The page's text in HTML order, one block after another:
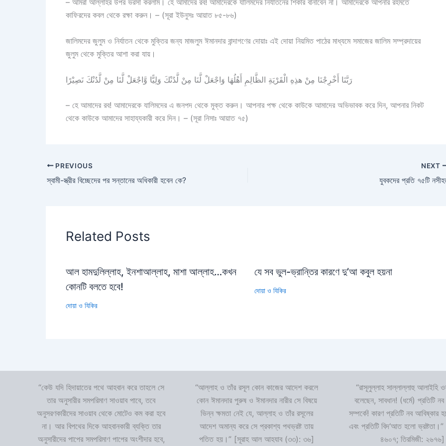
– আমরা আল্লাহর উপর ভরসা করলাম। হে আমাদের রব! আমাদেরকে যালিমদের নির্যাতনের শিকার বানাবেন না। আমাদেরকে আপনার রহমতে
কাফিরদের কবল থেকে রক্ষা করুন। – (সূরা ইউনুসঃ আয়াত ৮৫-৮৬)
জালিমদের জুলুম ও নির্যাতন থেকে মুক্তির জন্য মাজলুম ঈমানদার বান্দাগণের দোয়াঃ এই দোয়া নিয়মিত পাঠের মাধ্যমে সমাজের জালিম সম্প্রদায়ের
জুলুম থেকে মুক্তির আশা করা যায়।
رَبَّنَا أَخْرِجْنَا مِنْ هذِهِ الْقَرْيَةِ الظَّالِمِ أَهْلُهَا وَاجْعَلْ لَّنَا مِنْ لَّدُنْكَ وَلِيًّا وَّاجْعَلْ لَّنَا مِنْ لَّدُنْكَ نَصِيْرًا
– হে আমাদের রব! আমাদেরকে যালিমদের এ জনপদ থেকে মুক্ত করুন। আপনার পক্ষ থেকে কাউকে আমাদের অভিভাবক করে দিন, আপনার নিকট
থেকে কাউকে আমাদের সাহায্যকারী করে দিন। – (সূরা নিসাঃ আয়াত ৭৫)
PREVIOUS
স্বামী-স্ত্রীর বিচ্ছেদের পর সন্তানের অধিকারী হবেন কে?
NEXT
যুবকদের প্রতি ৭৫টি
Related Posts
আল হামদুলিল্লাহ, ইনশাআল্লাহ, মাশা আল্লাহ…কখন
কোনটি বলতে হবে!
দোয়া ও যিকির
যে সব ভুল-ভ্রান্তির কারণে দু’আ কবুল হয়না
দোয়া ও যিকির
“কেউ যদি হিদায়াতের পথে আহবান করে তাহলে সে
তার অনুসারীর সমপরিমাণ সাওয়াব পাবে, তবে
অনুসরণকারীদের সাওয়াব থেকে মোটেও কম করা হবে
না। আর বিপথের দিকে আহবানকারী ব্যক্তি তার
অনুসারীদের পাপের সমপরিমাণ পাপের অংশীদার হবে,
“আল্লাহ ও তাঁর রসূল কোন কাজের আদেশ করলে
কোন ঈমানদার পুরুষ ও ঈমানদার নারীর সে বিষয়ে
ভিন্ন ক্ষমতা নেই যে, আল্লাহ ও তাঁর রসূলের
আদেশ অমান্য করে সে প্রকাশ্য পথভ্রষ্ট তায়
পতিত হয়।” [সূরাহ আল আহযাব (৩৩): ৩৬]
“রাসূলুল্লাহ সাল্লাল্লাহু আলাইহি
বলেছেন, সাবধান! (ধর্মে) প্রতিটি
সম্পর্কে! কারণ প্রতিটি নব আবিষ্কার
এবং প্রতিটি বিদ‘আত হলো
৪৬০৭; তিরমিজী: ২৬৭৬]